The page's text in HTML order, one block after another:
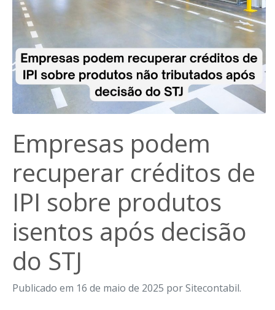
Empresas podem
recuperar créditos de
IPI sobre produtos
isentos após decisão
do STJ
Publicado em 16 de maio de 2025 por Sitecontabil.